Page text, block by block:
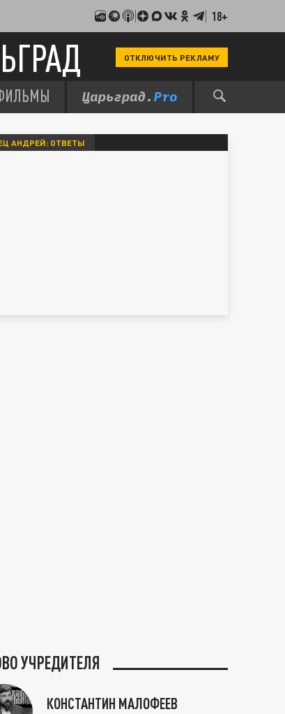
18+
ОТКЛЮЧИТЬ РЕКЛАМУ
АНДРЕЙ: ОТВЕТЫ
УЧРЕДИТЕЛЯ
КОНСТАНТИН МАЛОФЕЕВ